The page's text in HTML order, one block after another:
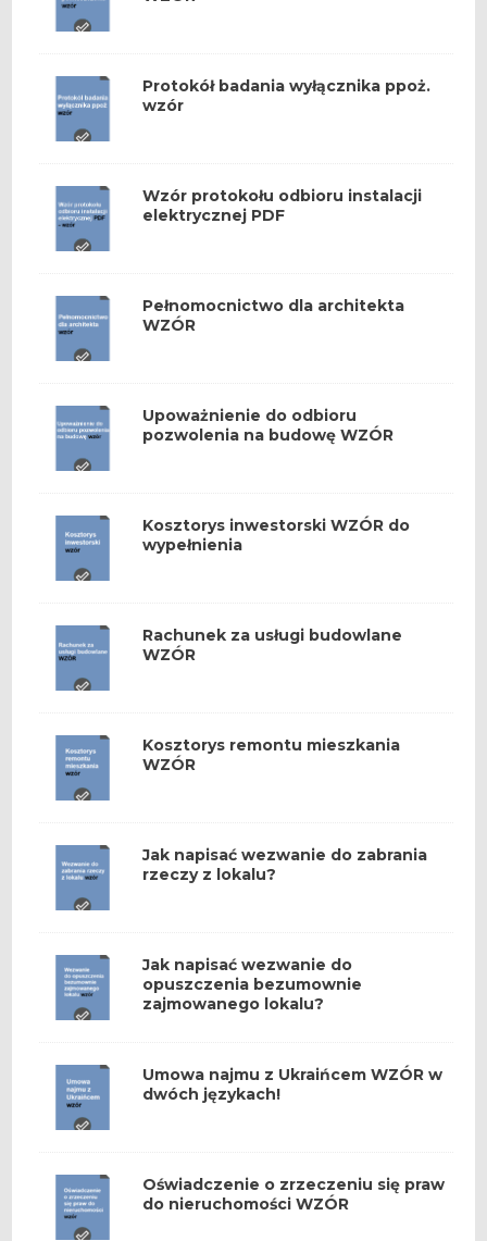
Protokół badania wyłącznika ppoż.
wzór
Wzór protokołu odbioru instalacji
elektrycznej PDF
Pełnomocnictwo dla architekta
WZÓR
Upoważnienie do odbioru
pozwolenia na budowę WZÓR
Kosztorys inwestorski WZÓR do
wypełnienia
Rachunek za usługi budowlane
WZÓR
Kosztorys remontu mieszkania
WZÓR
Jak napisać wezwanie do zabrania
rzeczy z lokalu?
Jak napisać wezwanie do
opuszczenia bezumownie
zajmowanego lokalu?
Umowa najmu z Ukraińcem WZÓR w
dwóch językach!
Oświadczenie o zrzeczeniu się praw
do nieruchomości WZÓR